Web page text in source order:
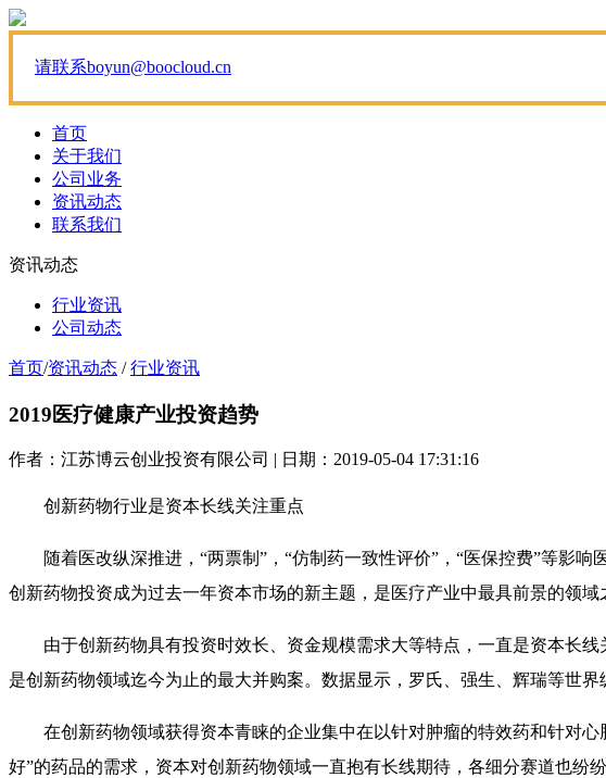
请联系boyun@boocloud.cn
首页
关于我们
公司业务
资讯动态
联系我们
资讯动态
行业资讯
公司动态
首页/资讯动态 /行业资讯
2019医疗健康产业投资趋势
作者：江苏博云创业投资有限公司 | 日期：2019-05-04 17:31:16
创新药物行业是资本长线关注重点
随着医改纵深推进，“两票制”，“仿制药一致性评价”，“医保控费”等影
创新药物投资成为过去一年资本市场的新主题，是医疗产业中最具前景的领域
由于创新药物具有投资时效长、资金规模需求大等特点，一直是资本长
是创新药物领域迄今为止的最大并购案。数据显示，罗氏、强生、辉瑞等世
在创新药物领域获得资本青睐的企业集中在以针对肿瘤的特效药和针对
好”的药品的需求，资本对创新药物领域一直抱有长线期待，各细分赛道也纷